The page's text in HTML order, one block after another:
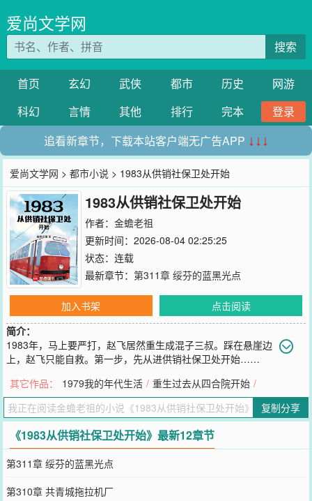
爱尚文学网
搜索
首页 玄幻 武侠 都市 历史
网游
科幻
言情 其他 排行 完本
登录
追看新章节，下载本站客户端无广告APP ↓↓↓
爱尚文学网 >都市小说 > 1983从供销社保卫处开始
1983从供销社保卫处开始
作者： 金蟾老祖
更新时间：2026-08-04 02:25:25
状态：连载
最新章节： 第311章 绥芬的蓝黑光点
加入书架
点击阅读
简介：
1983年，马上要严打，赵飞居然重生成混子三叔。踩在悬崖边
上，赵飞只能自救。第一步，先从进供销社保卫处开始……
QQ群和微博微信里的朋友推荐哦！
其它作品： 1979我的年代生活 / 重生过去从四合院开始 /
复制分享
《1983从供销社保卫处开始》最新12章节
第311章 绥芬的蓝黑光点
第310章 共青城拖拉机厂